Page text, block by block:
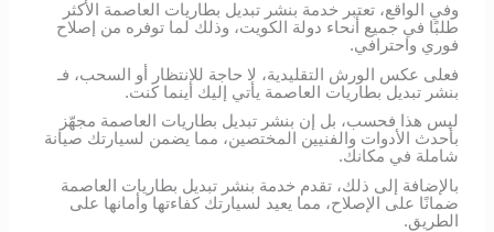
وفي الواقع، تعتبر خدمة بنشر تبديل بطاريات العاصمة الأكثر
طلبًا في جميع أنحاء دولة الكويت، وذلك لما توفره من إصلاح
فوري واحترافي.
فعلى عكس الورش التقليدية، لا حاجة للانتظار أو السحب، فـ
بنشر تبديل بطاريات العاصمة يأتي إليك أينما كنت.
ليس هذا فحسب، بل إن بنشر تبديل بطاريات العاصمة مجهّز
بأحدث الأدوات والفنيين المختصين، مما يضمن لسيارتك صيانة
شاملة في مكانك.
بالإضافة إلى ذلك، تقدم خدمة بنشر تبديل بطاريات العاصمة
ضمانًا على الإصلاح، مما يعيد لسيارتك كفاءتها وأمانها على
الطريق.